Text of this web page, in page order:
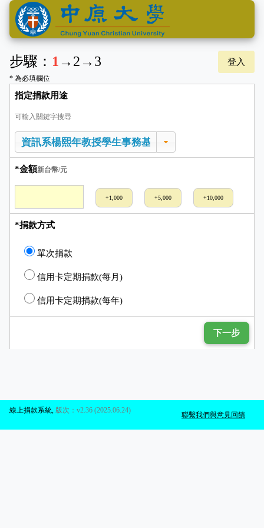
步驟： 1→ 2→ 3 登入
* 為必填欄位
指定捐款用途
可輸入關鍵字搜尋
*金額新台幣/元
+1,000 +5,000 +10,000
*捐款方式
單次捐款
信用卡定期捐款(每月)
信用卡定期捐款(每年)
下一步
聯繫我們與意見回饋
線上捐款系統 版次：v2.36 (2025.06.24)